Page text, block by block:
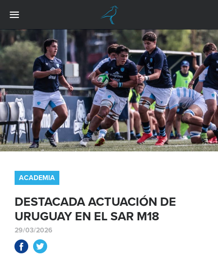
ACADEMIA
DESTACADA ACTUACIÓN DE
URUGUAY EN EL SAR M18
29/03/2026